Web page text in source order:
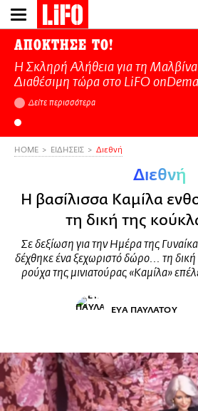
Παράκαμψη
προς
κυρίως
περιεχόμενο
ΑΠΟΚΤΗΣΕ ΤΟ!
Η Σκληρή Αλήθεια για τη
Διαθέσιμη τώρα στo LiFO
Δείτε περισσότερα
HOME ΕΙΔΗΣΕΙΣ Διεθνή
Διεθνή
Η βασίλισσα Καμίλα
τη δική της
Σε δεξίωση για την Ημέρα της
δέχθηκε ένα ξεχωριστό δώρο... τη
ρούχα της μινιατούρας «Καμίλα»
ΕΥΑ ΠΑΥΛΑΤΟΥ